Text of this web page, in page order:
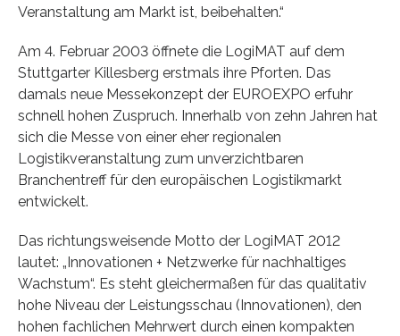
Veranstaltung am Markt ist, beibehalten.“
Am 4. Februar 2003 öffnete die LogiMAT auf dem
Stuttgarter Killesberg erstmals ihre Pforten. Das
damals neue Messekonzept der EUROEXPO erfuhr
schnell hohen Zuspruch. Innerhalb von zehn Jahren hat
sich die Messe von einer eher regionalen
Logistikveranstaltung zum unverzichtbaren
Branchentreff für den europäischen Logistikmarkt
entwickelt.
Das richtungsweisende Motto der LogiMAT 2012
lautet: „Innovationen + Netzwerke für nachhaltiges
Wachstum“. Es steht gleichermaßen für das qualitativ
hohe Niveau der Leistungsschau (Innovationen), den
hohen fachlichen Mehrwert durch einen kompakten